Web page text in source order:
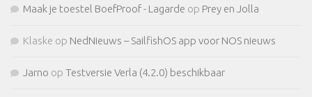
Maak je toestel BoefProof - Lagarde op Prey en Jolla
Klaske op NedNieuws – SailfishOS app voor NOS nieuws
Jarno op Testversie Verla (4.2.0) beschikbaar